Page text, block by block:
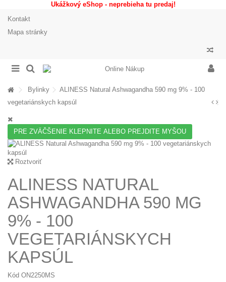
Ukážkový eShop - neprebieha tu predaj!
Kontakt
Mapa stránky
Bylinky
ALINESS Natural Ashwagandha 590 mg 9% - 100
vegetariánskych kapsúl
PRE ZVÄČŠENIE KLEPNITE ALEBO PREJDITE MYŠOU
Roztvoriť
ALINESS NATURAL
ASHWAGANDHA 590 MG
9% - 100
VEGETARIÁNSKYCH
KAPSÚL
Kód ON2250MS